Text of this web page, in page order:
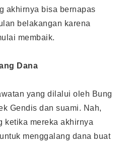
akhirnya bisa bernapas
belakangan karena
membaik.
Dana
yang dilalui oleh Bung
Gendis dan suami. Nah,
ketika mereka akhirnya
menggalang dana buat